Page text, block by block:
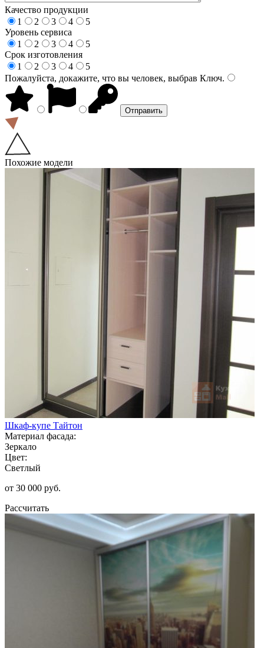
Качество продукции
1
2 3 4
5
Уровень сервиса
1
2 3 4
5
Срок изготовления
1
2 3 4
5
Пожалуйста, докажите, что вы человек, выбрав Ключ.
Похожие модели
Шкаф-купе Тайтон
Материал фасада:
Зеркало
Цвет:
Светлый
от 30 000 руб.
Рассчитать